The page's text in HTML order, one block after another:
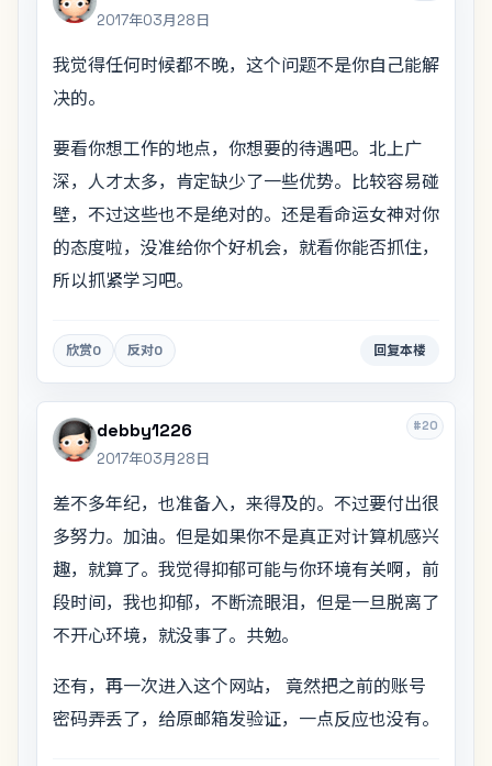
2017年03月28日
我觉得任何时候都不晚，这个问题不是你自己能解
决的。
要看你想工作的地点，你想要的待遇吧。北上广
深，人才太多，肯定缺少了一些优势。比较容易碰
壁，不过这些也不是绝对的。还是看命运女神对你
的态度啦，没准给你个好机会，就看你能否抓住，
所以抓紧学习吧。
欣赏0 反对0 回复本楼
#20
debby1226
2017年03月28日
差不多年纪，也准备入，来得及的。不过要付出很
多努力。加油。但是如果你不是真正对计算机感兴
趣，就算了。我觉得抑郁可能与你环境有关啊，前
段时间，我也抑郁，不断流眼泪，但是一旦脱离了
不开心环境，就没事了。共勉。
还有，再一次进入这个网站， 竟然把之前的账号
密码弄丢了，给原邮箱发验证，一点反应也没有。